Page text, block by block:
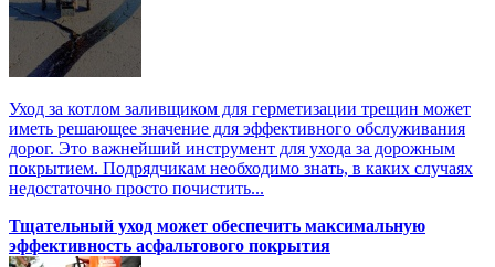
Уход за котлом заливщиком для герметизации трещин может
иметь решающее значение для эффективного обслуживания
дорог. Это важнейший инструмент для ухода за дорожным
покрытием. Подрядчикам необходимо знать, в каких случаях
недостаточно просто почистить...
Тщательный уход может обеспечить максимальную
эффективность асфальтового покрытия